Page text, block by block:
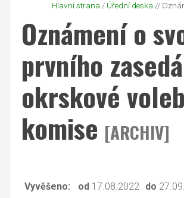
Hlavní strana / Úřední deska //
Oznámení o
prvního
okrskové
komise [ARCHIV]
Vyvěšeno: od 17.08.2022 do